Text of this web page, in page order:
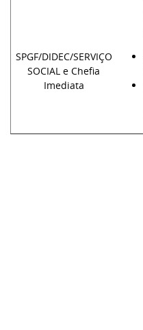
SPGF/DIDEC/SERVIÇO
SOCIAL e Chefia
Imediata